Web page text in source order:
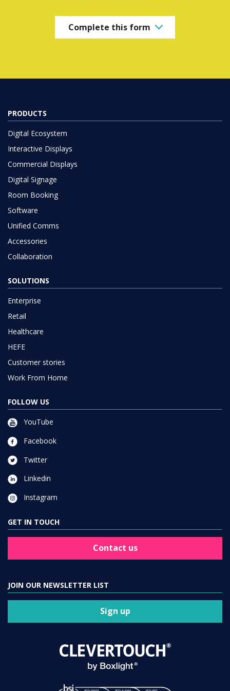
Complete this form
PRODUCTS
Digital Ecosystem
Interactive Displays
Commercial Displays
Digital Signage
Room Booking
Software
Unified Comms
Accessories
Collaboration
SOLUTIONS
Enterprise
Retail
Healthcare
HEFE
Customer stories
Work From Home
FOLLOW US
YouTube
Facebook
Twitter
Linkedin
Instagram
GET IN TOUCH
Contact us
JOIN OUR NEWSLETTER LIST
Sign up